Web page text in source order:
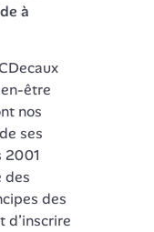
à
être
nos
ses
2001
des
des
d’inscrire